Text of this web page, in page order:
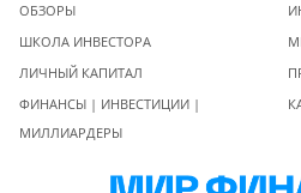
ОБЗОРЫ
ШКОЛА ИНВЕСТОРА
ЛИЧНЫЙ КАПИТАЛ
ФИНАНСЫ | ИНВЕСТИЦИИ |
МИЛЛИАРДЕРЫ